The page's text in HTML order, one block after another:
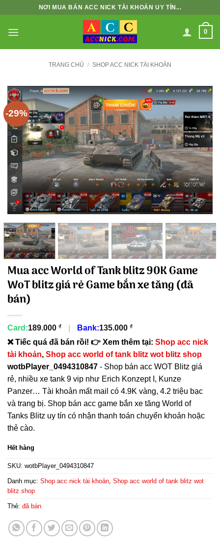
nội
NƠI MUA BÁN ACC NICK TÀI KHOẢN UY TÍN...
0
TRANG CHỦ / SHOP ACC NICK TÀI KHOẢN
-29%
Mua acc World of Tank blitz 90K Game
WoT blitz giá rẻ Game bắn xe tăng (đã
bán)
Card:189.000 ₫ Bank:135.000 ₫
❌ Tiếc quá đã bán rồi! 👉 Xem thêm tại: Shop acc nick
tài khoản, Shop acc world of tank blitz wot blitz shop
wotbPlayer_0494310847 - Shop bán acc WOT Blitz giá
rẻ, nhiều xe tank 9 vip như Erich Konzept I, Kunze
Panzer… Tài khoản mất mail có 4.9K vàng, 4.2 triệu bạc
và trang bị. Shop bán acc game bắn xe tăng World of
Tanks Blitz uy tín có nhận thanh toán chuyển khoản hoặc
thẻ cào.
Hết hàng
SKU: wotbPlayer_0494310847
Danh mục: Shop acc nick tài khoản, Shop acc world of tank blitz wot
blitz shop
Thẻ: đã bán